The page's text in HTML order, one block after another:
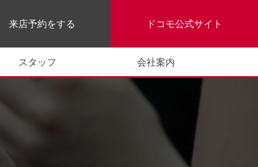
来店予約をする ドコモ公式サイト
スタッフ 会社案内